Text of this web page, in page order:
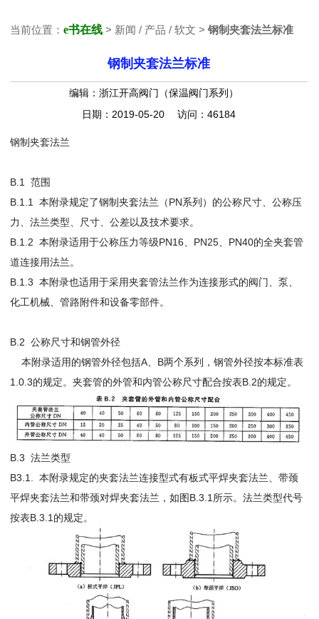
当前位置：e书在线 > 新闻 / 产品 / 软文 >钢制夹套法兰标准
钢制夹套法兰标准
编辑：浙江开高阀门（保温阀门系列）
日期：2019-05-20 访问：46184
钢制夹套法兰
B.1 范围
B.1.1 本附录规定了钢制夹套法兰（PN系列）的公称尺寸、公称压
力、法兰类型、尺寸、公差以及技术要求。
B.1.2 本附录适用于公称压力等级PN16、PN25、PN40的全夹套管
道连接用法兰。
B.1.3 本附录也适用于采用夹套管法兰作为连接形式的阀门、泵、
化工机械、管路附件和设备零部件。
B.2 公称尺寸和钢管外径
本附录适用的钢管外径包括A、B两个系列，钢管外径按本标准表
1.0.3的规定。夹套管的外管和内管公称尺寸配合按表B.2的规定。
B.3 法兰类型
B3.1. 本附录规定的夹套法兰连接型式有板式平焊夹套法兰、带颈
平焊夹套法兰和带颈对焊夹套法兰，如图B.3.1所示。法兰类型代号
按表B.3.1的规定。